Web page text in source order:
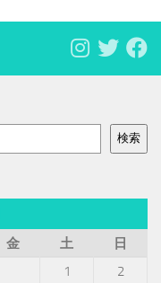
検索
金 土
日
1
2